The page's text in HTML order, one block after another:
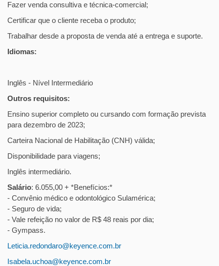
Fazer venda consultiva e técnica-comercial;
Certificar que o cliente receba o produto;
Trabalhar desde a proposta de venda até a entrega e suporte.
Idiomas:
Inglês - Nível Intermediário
Outros requisitos:
Ensino superior completo ou cursando com formação prevista
para dezembro de 2023;
Carteira Nacional de Habilitação (CNH) válida;
Disponibilidade para viagens;
Inglês intermediário.
Salário: 6.055,00 + *Benefícios:*
- Convênio médico e odontológico Sulamérica;
- Seguro de vida;
- Vale refeição no valor de R$ 48 reais por dia;
- Gympass.
Leticia.redondaro@keyence.com.br
Isabela.uchoa@keyence.com.br